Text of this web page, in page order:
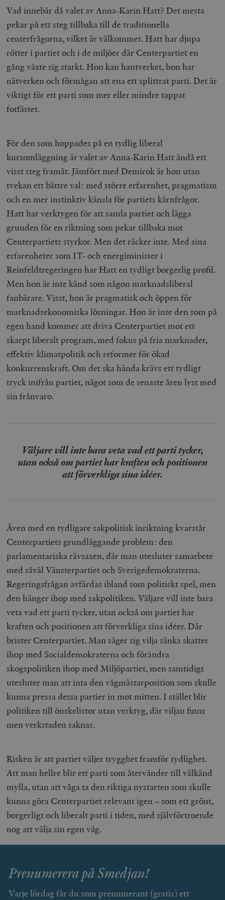
Vad innebär då valet av Anna-Karin Hatt? Det mesta
pekar på ett steg tillbaka till de traditionella
centerfrågorna, vilket är välkommet. Hatt har djupa
rötter i partiet och i de miljöer där Centerpartiet en
gång växte sig starkt. Hon kan hantverket, hon har
nätverken och förmågan att ena ett splittrat parti. Det är
viktigt för ett parti som mer eller mindre tappat
fotfästet.
För den som hoppades på en tydlig liberal
kursomläggning är valet av Anna-Karin Hatt ändå ett
visst steg framåt. Jämfört med Demirok är hon utan
tvekan ett bättre val: med större erfarenhet, pragmatism
och en mer instinktiv känsla för partiets kärnfrågor.
Hatt har verktygen för att samla partiet och lägga
grunden för en riktning som pekar tillbaka mot
Centerpartiets styrkor. Men det räcker inte. Med sina
erfarenheter som IT- och energiminister i
Reinfeldtregeringen har Hatt en tydligt borgerlig profil.
Men hon är inte känd som någon marknadsliberal
fanbärare. Visst, hon är pragmatisk och öppen för
marknadsekonomiska lösningar. Hon är inte den som på
egen hand kommer att driva Centerpartiet mot ett
skarpt liberalt program, med fokus på fria marknader,
effektiv klimatpolitik och reformer för ökad
konkurrenskraft. Om det ska hända krävs ett tydligt
tryck inifrån partiet, något som de senaste åren lyst med
sin frånvaro.
Väljare vill inte bara veta vad ett parti tycker,
utan också om partiet har kraften och positionen
att förverkliga sina idéer.
Även med en tydligare sakpolitisk inriktning kvarstår
Centerpartiets grundläggande problem: den
parlamentariska rävsaxen, där man utesluter samarbete
med såväl Vänsterpartiet och Sverigedemokraterna.
Regeringsfrågan avfärdas ibland som politiskt spel, men
den hänger ihop med sakpolitiken. Väljare vill inte bara
veta vad ett parti tycker, utan också om partiet har
kraften och positionen att förverkliga sina idéer. Där
brister Centerpartiet. Man säger sig vilja sänka skatter
ihop med Socialdemokraterna och förändra
skogspolitiken ihop med Miljöpartiet, men samtidigt
utesluter man att inta den vågmästarposition som skulle
kunna pressa dessa partier in mot mitten. I stället blir
politiken till önskelistor utan verktyg, där viljan finns
men verkstaden saknas.
Risken är att partiet väljer trygghet framför tydlighet.
Att man hellre blir ett parti som återvänder till välkänd
mylla, utan att våga ta den riktiga nystarten som skulle
kunna göra Centerpartiet relevant igen – som ett grönt,
borgerligt och liberalt parti i tiden, med självförtroende
nog att välja sin egen väg.
Prenumerera på Smedjan!
Varje lördag får du som prenumerant (gratis) ett